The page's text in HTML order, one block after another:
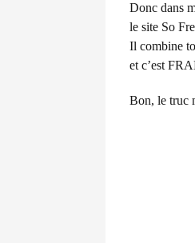
Donc dans
le site So
Il combine
et c’est
Bon, le truc